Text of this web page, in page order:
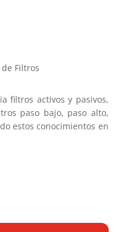
Filtros
filtros activos y pasivos,
paso bajo, paso alto,
estos conocimientos en